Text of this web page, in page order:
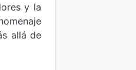
y la
allá de